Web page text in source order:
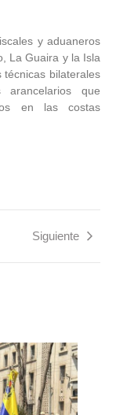
y aduaneros
La Guaira y la Isla
técnicas bilaterales
que
en las costas
Siguiente